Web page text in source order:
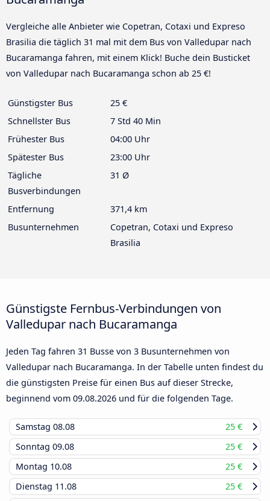
Vergleiche alle Anbieter wie Copetran, Cotaxi und Expreso
Brasilia die täglich 31 mal mit dem Bus von Valledupar nach
Bucaramanga fahren, mit einem Klick! Buche dein Busticket
von Valledupar nach Bucaramanga schon ab 25 €!
Günstigster Bus
25 €
Schnellster Bus
7 Std 40 Min
Frühester Bus
04:00 Uhr
Spätester Bus
23:00 Uhr
Tägliche
Busverbindungen
31 Ø
Entfernung
371,4 km
Busunternehmen
Copetran, Cotaxi und Expreso
Brasilia
Günstigste Fernbus-Verbindungen von
Valledupar nach Bucaramanga
Jeden Tag fahren 31 Busse von 3 Busunternehmen von
Valledupar nach Bucaramanga. In der Tabelle unten findest du
die günstigsten Preise für einen Bus auf dieser Strecke,
beginnend vom 09.08.2026 und für die folgenden Tage.
Samstag 08.08
25 €
Sonntag 09.08
25 €
Montag 10.08
25 €
Dienstag 11.08
25 €